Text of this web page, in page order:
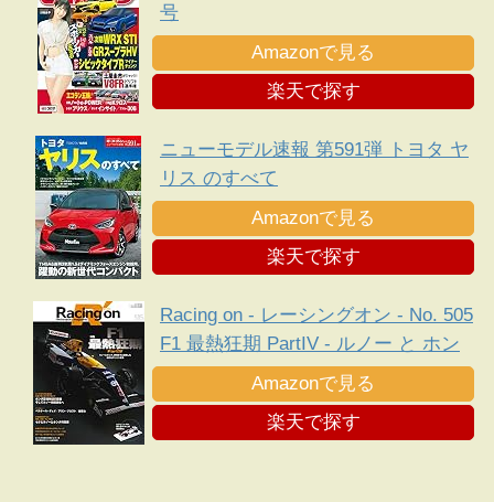
号
Amazonで見る
楽天で探す
ニューモデル速報 第591弾 トヨタ ヤ
リス のすべて
Amazonで見る
楽天で探す
Racing on - レーシングオン - No. 505
F1 最熱狂期 PartIV - ルノー と ホン
ダ 、新規定下に勃発した熾烈な エン
ジン 戦争 -
Amazonで見る
楽天で探す